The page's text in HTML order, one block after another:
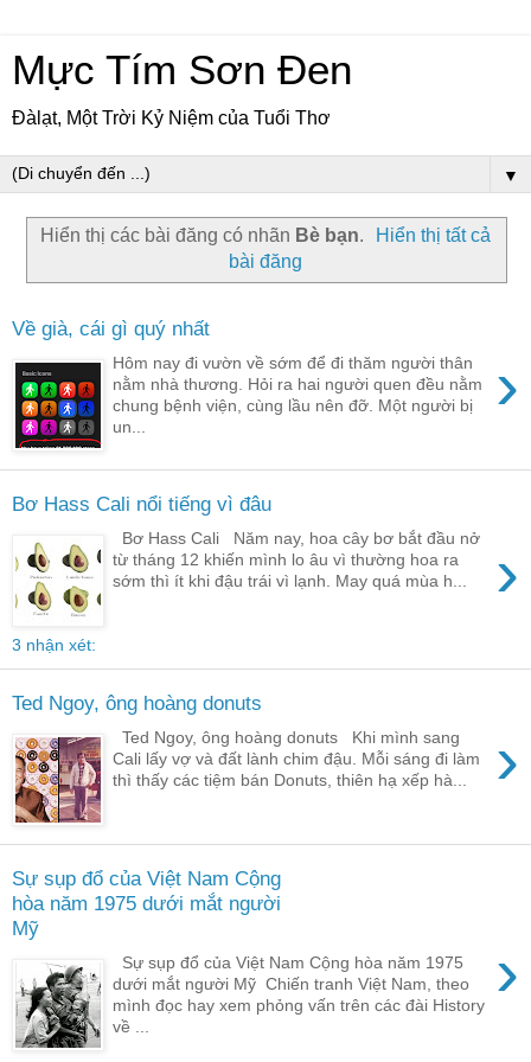
Mực Tím Sơn Đen
Đàlạt, Một Trời Kỷ Niệm của Tuổi Thơ
▼
Hiển thị các bài đăng có nhãn Bè bạn.
Hiển thị tất cả
bài đăng
Về già, cái gì quý nhất
›
Hôm nay đi vườn về sớm để đi thăm người thân
nằm nhà thương. Hỏi ra hai người quen đều nằm
chung bệnh viện, cùng lầu nên đỡ. Một người bị
un...
Bơ Hass Cali nổi tiếng vì đâu
›
Bơ Hass Cali Năm nay, hoa cây bơ bắt đầu nở
từ tháng 12 khiến mình lo âu vì thường hoa ra
sớm thì ít khi đậu trái vì lạnh. May quá mùa h...
3 nhận xét:
Ted Ngoy, ông hoàng donuts
›
Ted Ngoy, ông hoàng donuts Khi mình sang
Cali lấy vợ và đất lành chim đậu. Mỗi sáng đi làm
thì thấy các tiệm bán Donuts, thiên hạ xếp hà...
Sự sụp đổ của Việt Nam Cộng
hòa năm 1975 dưới mắt người
Mỹ
›
Sự sụp đổ của Việt Nam Cộng hòa năm 1975
dưới mắt người Mỹ Chiến tranh Việt Nam, theo
mình đọc hay xem phỏng vấn trên các đài History
về ...